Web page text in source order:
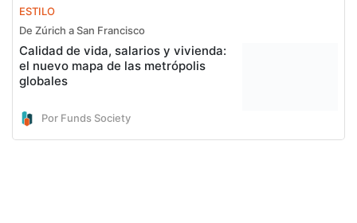
ESTILO
De Zúrich a San Francisco
Calidad de vida, salarios y vivienda:
el nuevo mapa de las metrópolis
globales
Por Funds Society